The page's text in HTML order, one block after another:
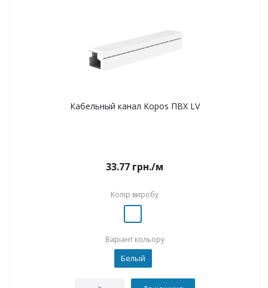
Кабельный канал Kopos ПВХ LV
33.77 грн./м
Колір виробу
Варіант кольору
Белый